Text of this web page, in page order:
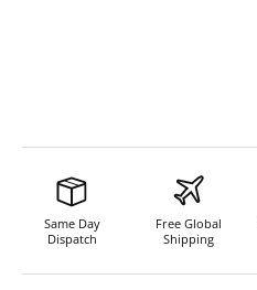
Same Day
Dispatch
Free Global
Shipping